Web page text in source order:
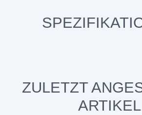
ZULETZT
ARTIKEL